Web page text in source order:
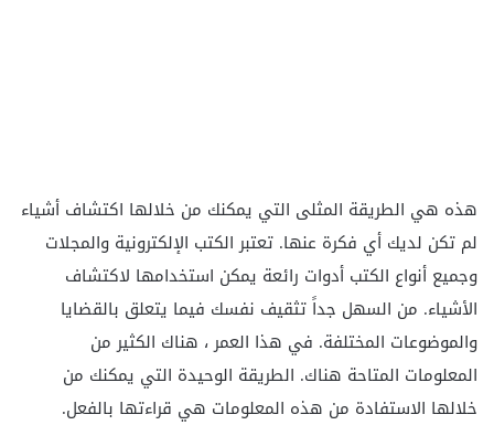
هذه هي الطريقة المثلى التي يمكنك من خلالها اكتشاف أشياء
لم تكن لديك أي فكرة عنها. تعتبر الكتب الإلكترونية والمجلات
وجميع أنواع الكتب أدوات رائعة يمكن استخدامها لاكتشاف
الأشياء. من السهل جداً تثقيف نفسك فيما يتعلق بالقضايا
والموضوعات المختلفة. في هذا العمر ، هناك الكثير من
المعلومات المتاحة هناك. الطريقة الوحيدة التي يمكنك من
خلالها الاستفادة من هذه المعلومات هي قراءتها بالفعل.